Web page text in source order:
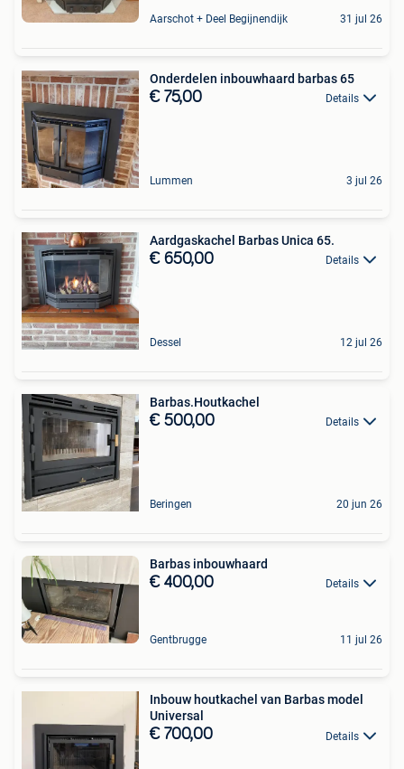
Aarschot + Deel Begijnendijk 31 jul 26
Onderdelen inbouwhaard barbas 65
€ 75,00 Details
Lummen 3 jul 26
Aardgaskachel Barbas Unica 65.
€ 650,00 Details
Dessel 12 jul 26
Barbas.Houtkachel
€ 500,00 Details
Beringen 20 jun 26
Barbas inbouwhaard
€ 400,00 Details
Gentbrugge 11 jul 26
Inbouw houtkachel van Barbas model
Universal
€ 700,00 Details